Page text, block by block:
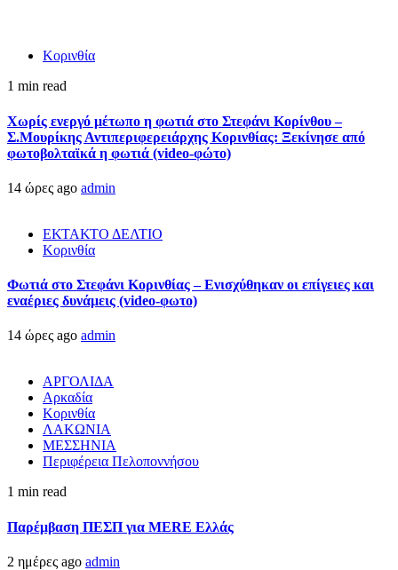
Κορινθία
1 min read
Χωρίς ενεργό μέτωπο η φωτιά στο Στεφάνι Κορίνθου –
Σ.Μουρίκης Αντιπεριφερειάρχης Κορινθίας: Ξεκίνησε από
φωτοβολταϊκά η φωτιά (video-φώτο)
14 ώρες ago admin
ΕΚΤΑΚΤΟ ΔΕΛΤΙΟ
Κορινθία
Φωτιά στο Στεφάνι Κορινθίας – Ενισχύθηκαν οι επίγειες και
εναέριες δυνάμεις (video-φωτο)
14 ώρες ago admin
ΑΡΓΟΛΙΔΑ
Αρκαδία
Κορινθία
ΛΑΚΩΝΙΑ
ΜΕΣΣΗΝΙΑ
Περιφέρεια Πελοποννήσου
1 min read
Παρέμβαση ΠΕΣΠ για MERE Ελλάς
2 ημέρες ago admin